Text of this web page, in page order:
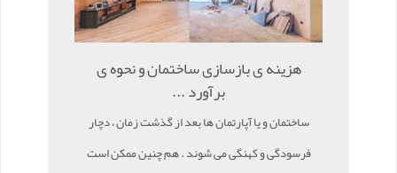
هزینه ی بازسازی ساختمان و نحوه ی
برآورد ...
ساختمان و یا آپارتمان ها بعد از گذشت زمان ، دچار
فرسودگی و کهنگی می شوند . هم چنین ممکن است